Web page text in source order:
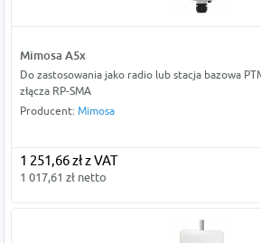
Mimosa A5x
Do zastosowania jako radio lub stacja bazowa
złącza RP-SMA
Producent: Mimosa
1 251,66 zł z VAT
1 017,61 zł netto